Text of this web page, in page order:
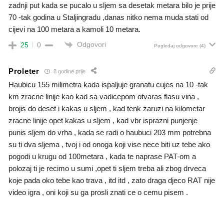
zadnji put kada se pucalo u sljem sa desetak metara bilo je prije
70 -tak godina u Staljingradu ,danas nitko nema muda stati od
cijevi na 100 metara a kamoli 10 metara.
25 0 Odgovori Pogledaj odgovore (4)
Proleter 8 godine prije
Haubicu 155 milimetra kada ispaljuje granatu cujes na 10 -tak
km zracne linije kao kad sa vadicepom otvaras flasu vina ,
brojis do deset i kakas u sljem , kad tenk zaruzi na kilometar
zracne linije opet kakas u sljem , kad vbr isprazni punjenje
punis sljem do vrha , kada se radi o haubuci 203 mm potrebna
su ti dva sljema , tvoj i od onoga koji vise nece biti uz tebe ako
pogodi u krugu od 100metara , kada te naprase PAT-om a
polozaj ti je recimo u sumi ,opet ti sljem treba ali zbog drveca
koje pada oko tebe kao trava , itd itd , zato draga djeco RAT nije
video igra , oni koji su ga prosli znati ce o cemu pisem .